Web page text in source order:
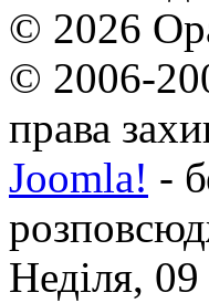
© 2026
© 2006-
права
Joomla! -
Неділя,